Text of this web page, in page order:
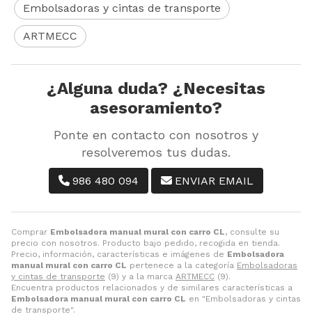
Comprar Embolsadora manual mural con carro CL, consulte su
precio con nosotros. Producto bajo pedido, recogida en tienda.
Precio, información, características e imágenes de Embolsadora
manual mural con carro CL pertenece a la categoría Embolsadoras
y cintas de transporte (9) y a la marca ARTMECC (9).
Encuentra productos relacionados y de similares características a
Embolsadora manual mural con carro CL en "Embolsadoras y cintas
de transporte".
Embolsadoras y cintas de transporte
ARTMECC
¿Alguna duda? ¿Necesitas
asesoramiento?
Ponte en contacto con nosotros y
resolveremos tus dudas.
986 480 094 ENVIAR EMAIL